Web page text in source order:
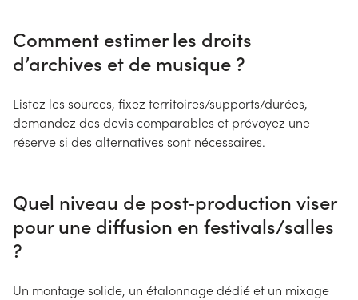
Comment estimer les droits
d’archives et de musique ?
Listez les sources, fixez territoires/supports/durées,
demandez des devis comparables et prévoyez une
réserve si des alternatives sont nécessaires.
Quel niveau de post‑production viser
pour une diffusion en festivals/salles
?
Un montage solide, un étalonnage dédié et un mixage